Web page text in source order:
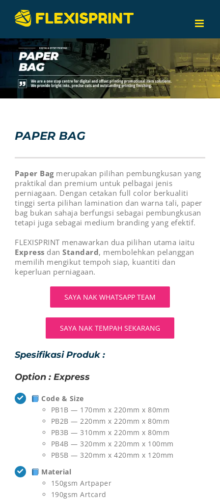
content
PAPER BAG
Paper Bagmerupakan pilihan pembungkusan yang
praktikal dan premium untuk pelbagai jenis
perniagaan. Dengan cetakan full color berkualiti
tinggi serta pilihan lamination dan warna tali, paper
bag bukan sahaja berfungsi sebagai pembungkusan
tetapi juga sebagai medium branding yang efektif.
FLEXISPRINT menawarkan dua pilihan utama iaitu
Express dan Standard, membolehkan pelanggan
memilih mengikut tempoh siap, kuantiti dan
keperluan perniagaan.
SAYA NAK WHATSAPP TEAM
SAYA NAK TEMPAH SEKARANG
Spesifikasi Produk :
Option : Express
Code & Size
PB1B — 170mm x 220mm x 80mm
PB2B — 220mm x 220mm x 80mm
PB3B — 310mm x 220mm x 80mm
PB4B — 320mm x 220mm x 100mm
PB5B — 320mm x 420mm x 120mm
Material
150gsm Artpaper
190gsm Artcard